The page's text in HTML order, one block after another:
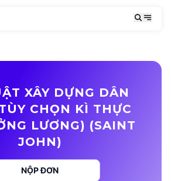
XÂY DỰNG DÂN
CHỌN KÌ THỰC
LƯƠNG) (SAINT
JOHN)
NỘP ĐƠN